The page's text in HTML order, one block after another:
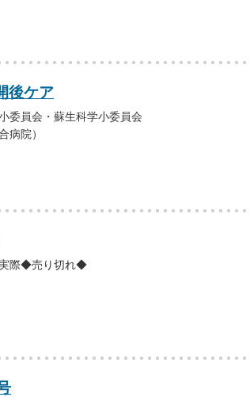
後ケア
委員会・蘇生科学小委員会
病院）
実際◆売り切れ◆